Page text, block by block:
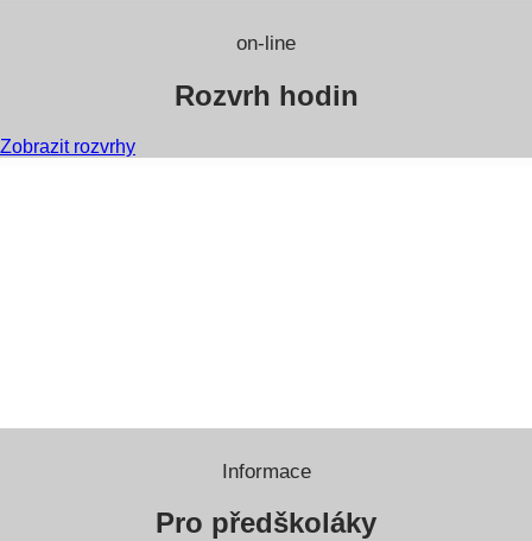
on-line
Rozvrh hodin
Zobrazit rozvrhy
Informace
Pro předškoláky